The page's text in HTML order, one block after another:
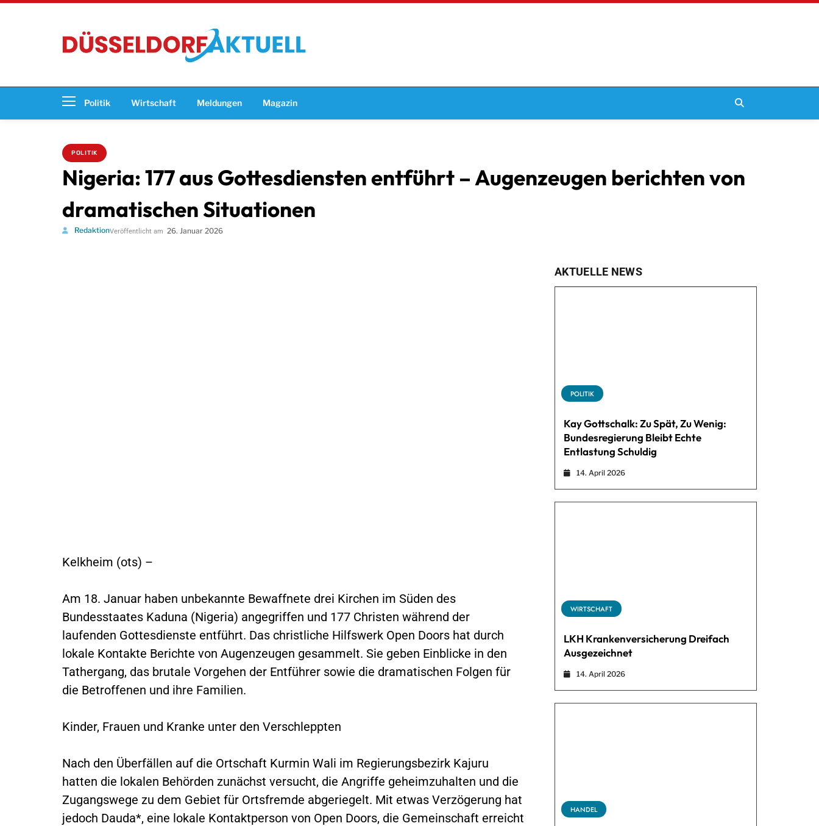
Politik Wirtschaft Meldungen Magazin
POLITIK
Nigeria: 177 aus Gottesdiensten entführt – Augenzeugen berichten von
dramatischen Situationen
RedaktionVeröffentlicht am 26. Januar 2026
Kelkheim (ots) –
Am 18. Januar haben unbekannte Bewaffnete drei Kirchen im Süden des
Bundesstaates Kaduna (Nigeria) angegriffen und 177 Christen während der
laufenden Gottesdienste entführt. Das christliche Hilfswerk Open Doors hat durch
lokale Kontakte Berichte von Augenzeugen gesammelt. Sie geben Einblicke in den
Tathergang, das brutale Vorgehen der Entführer sowie die dramatischen Folgen für
die Betroffenen und ihre Familien.
Kinder, Frauen und Kranke unter den Verschleppten
Nach den Überfällen auf die Ortschaft Kurmin Wali im Regierungsbezirk Kajuru
hatten die lokalen Behörden zunächst versucht, die Angriffe geheimzuhalten und die
Zugangswege zu dem Gebiet für Ortsfremde abgeriegelt. Mit etwas Verzögerung hat
jedoch Dauda*, eine lokale Kontaktperson von Open Doors, die Gemeinschaft erreicht
AKTUELLE NEWS
POLITIK
Kay Gottschalk: Zu Spät, Zu Wenig:
Bundesregierung Bleibt Echte
Entlastung Schuldig
14. April 2026
WIRTSCHAFT
LKH Krankenversicherung Dreifach
Ausgezeichnet
14. April 2026
HANDEL